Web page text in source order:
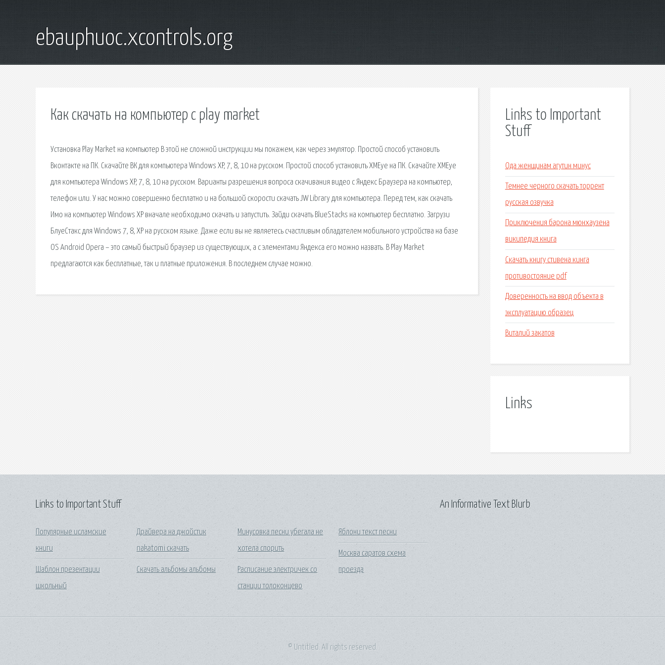
ebauphuoc.xcontrols.org
Как скачать на компьютер с play market
Установка Play Market на компьютер В этой не сложной инструкции мы покажем, как через эмулятор. Простой способ установить
Вконтакте на ПК. Скачайте ВК для компьютера Windows XP, 7, 8, 10 на русском. Простой способ установить XMEye на ПК. Скачайте XMEye
для компьютера Windows XP, 7, 8, 10 на русском. Варианты разрешения вопроса скачивания видео с Яндекс Браузера на компьютер,
телефон или. У нас можно совершенно бесплатно и на большой скорости скачать JW Library для компьютера. Перед тем, как скачать
Имо на компьютер Windows ХР вначале необходимо скачать и запустить. Зайди скачать BlueStacks на компьютер бесплатно. Загрузи
БлуеСтакс для Windows 7, 8, XP на русском языке. Даже если вы не являетесь счастливым обладателем мобильного устройства на базе
OS Android Opera – это самый быстрый браузер из существующих, а с элементами Яндекса его можно назвать. В Play Market
предлагаются как бесплатные, так и платные приложения. В последнем случае можно.
Links to Important
Stuff
Ода женщинам агутин минус
Темнее черного скачать торрент
русская озвучка
Приключения барона мюнхаузена
википедия книга
Скачать книгу стивена кинга
противостояние pdf
Доверенность на ввод объекта в
эксплуатацию образец
Виталий закатов
Links
Links to Important Stuff
Популярные исламские
книги
Шаблон презентации
школьный
Драйвера на джойстик
nakatomi скачать
Скачать альбомы альбомы
Минусовка песни убегала не
хотела спорить
Расписание электричек со
станции толоконцево
Яблони текст песни
Москва саратов схема
проезда
An Informative Text Blurb
© Untitled. All rights reserved.